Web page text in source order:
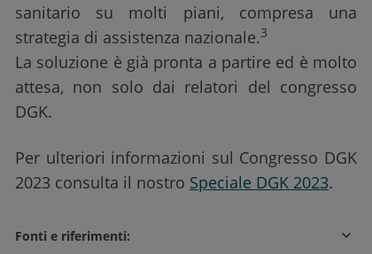
sanitario su molti piani, compresa una
strategia di assistenza nazionale.3
La soluzione è già pronta a partire ed è molto
attesa, non solo dai relatori del congresso
DGK.
Per ulteriori informazioni sul Congresso DGK
2023 consulta il nostro Speciale DGK 2023.
Fonti e riferimenti: